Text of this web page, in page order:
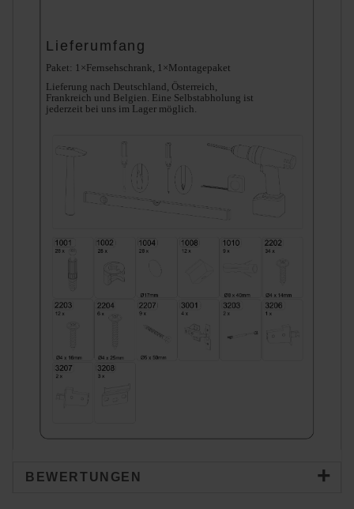
Lieferumfang
Paket: 1×Fernsehschrank, 1×Montagepaket
Lieferung nach Deutschland, Österreich,
Frankreich und Belgien. Eine Selbstabholung ist
jederzeit bei uns im Lager möglich.
BEWERTUNGEN